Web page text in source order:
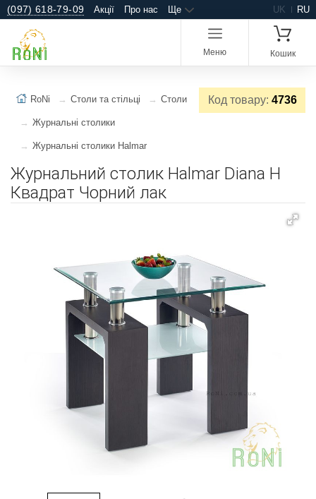
(097) 618-79-09 Акції Про нас Ще UK RU
Меню Кошик
Код товару: 4736
RoNi Столи та стільці Столи
Журнальні столики
Журнальні столики Halmar
Журнальний столик Halmar Diana H
Квадрат Чорний лак